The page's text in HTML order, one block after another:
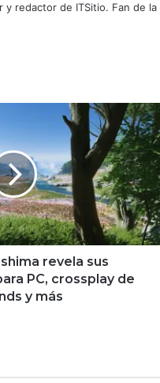
y redactor de ITSitio. Fan de la
revela sus
PC, crossplay de
y más